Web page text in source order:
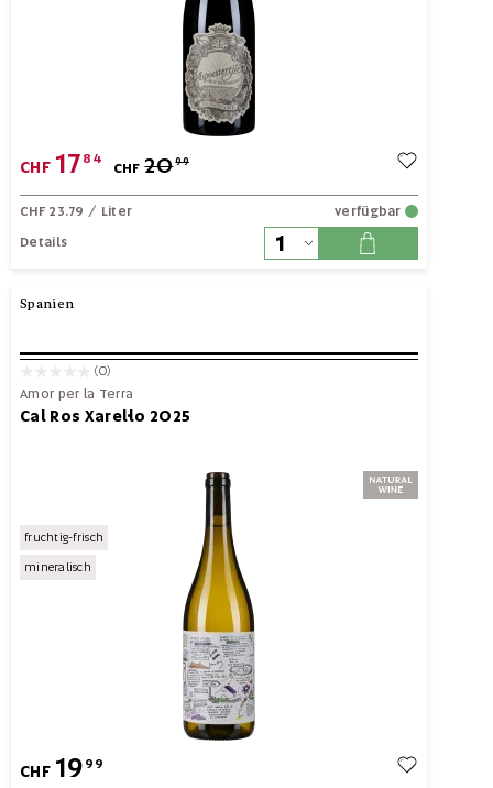
CHF 1784
CHF 2099
CHF 23.79 / Liter
verfügbar
Details
Spanien
(0)
Amor per la Terra
Cal Ros Xarel·lo 2025
fruchtig-frisch
mineralisch
CHF 1999